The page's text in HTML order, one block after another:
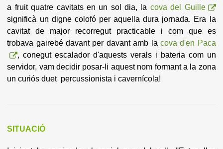
a fruit quatre cavitats en un sol dia, la cova del Guille
significà un digne colofó per aquella dura jornada. Era la
cavitat de major recorregutpracticable i com que es
trobava gairebé davant per davant amb la cova d'en Paca
, conegut escalador d'aquests verals i bateria com un
servidor, vam decidir posar-li aquest nom formant a la zona
un curiós duet percussionista icavernícola!
SITUACIÓ